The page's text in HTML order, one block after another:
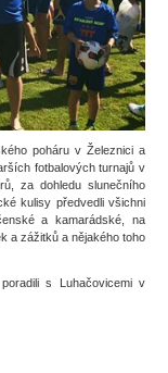
poháru v Železnici a
fotbalových turnajů v
za dohledu slunečního
kulisy předvedli všichni
a kamarádské, na
a zážitků a nějakého toho
s Luhačovicemi v